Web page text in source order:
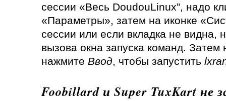
сессии «Весь DoudouLinux”, надо
«Параметры», затем на иконке
сессии или если вкладка не видна,
вызова окна запуска команд.
нажмите Ввод, чтобы запустить
Foobillard и Super TuxKart не